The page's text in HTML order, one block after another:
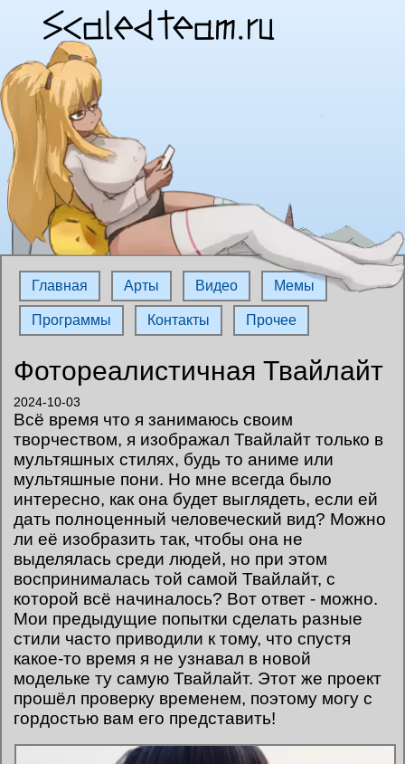
Главная Арты Видео Мемы
Программы Контакты Прочее
Фотореалистичная Твайлайт
2024-10-03
Всё время что я занимаюсь своим
творчеством, я изображал Твайлайт только в
мультяшных стилях, будь то аниме или
мультяшные пони. Но мне всегда было
интересно, как она будет выглядеть, если ей
дать полноценный человеческий вид? Можно
ли её изобразить так, чтобы она не
выделялась среди людей, но при этом
воспринималась той самой Твайлайт, с
которой всё начиналось? Вот ответ - можно.
Мои предыдущие попытки сделать разные
стили часто приводили к тому, что спустя
какое-то время я не узнавал в новой
модельке ту самую Твайлайт. Этот же проект
прошёл проверку временем, поэтому могу с
гордостью вам его представить!